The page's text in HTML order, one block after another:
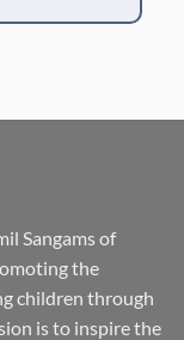
Sangams of
the
children through
is to inspire the